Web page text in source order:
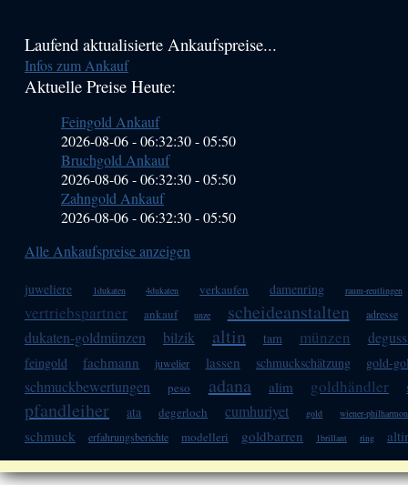
Haupt-
Sidebar
Laufend aktualisierte Ankaufspreise...
Infos zum Ankauf
Aktuelle Preise Heute:
Feingold Ankauf
2026-08-06 - 06:32:30-05:50
Bruchgold Ankauf
2026-08-06 - 06:32:30-05:50
Zahngold Ankauf
2026-08-06 - 06:32:30-05:50
Alle Ankaufspreise anzeigen
juweliere 1dukaten 4dukaten verkaufen damenring raum-reutlingen
vertriebspartner ankauf unze scheideanstalten adresse
dukaten-goldmünzen bilzik altin tam münzen
feingold fachmann juwelier lassen schmuckschätzung gold-
schmuckbewertungen peso adana alim goldhändler
pfandleiher ata degerloch cumhuriyet gold wiener-
schmuck erfahrungsberichte modelleri goldbarren 1brillant ring